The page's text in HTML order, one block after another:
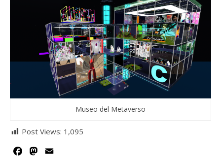
Museo del Metaverso
Post Views: 1,095
FacebookMastodon